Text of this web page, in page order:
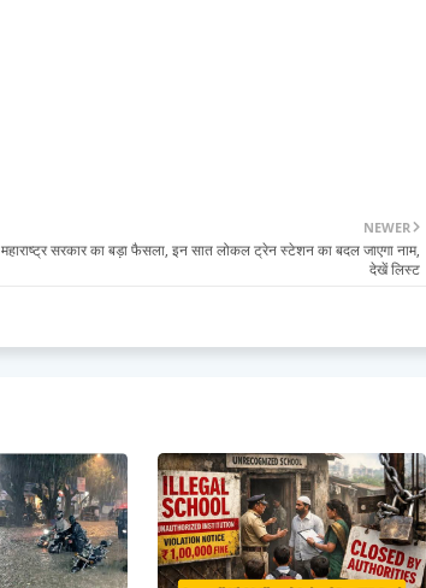
NEWER
महाराष्ट्र सरकार का बड़ा फैसला, इन सात लोकल ट्रेन स्टेशन का बदल जाएगा नाम,
देखें लिस्ट